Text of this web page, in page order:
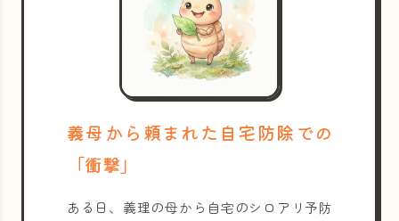
義母から頼まれた自宅防除での
「衝撃」
ある日、義理の母から自宅のシロアリ予防